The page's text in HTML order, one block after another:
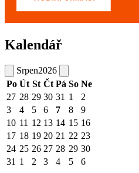
Kalendář
Srpen2026
Po Út St Čt Pá So Ne
27 28 29 30 31 1
2
3
4 5 6 7 8
9
10 11 12 13 14 15 16
17 18 19 20 21 22 23
24 25 26 27 28 29 30
31 1 2 3 4 5 6